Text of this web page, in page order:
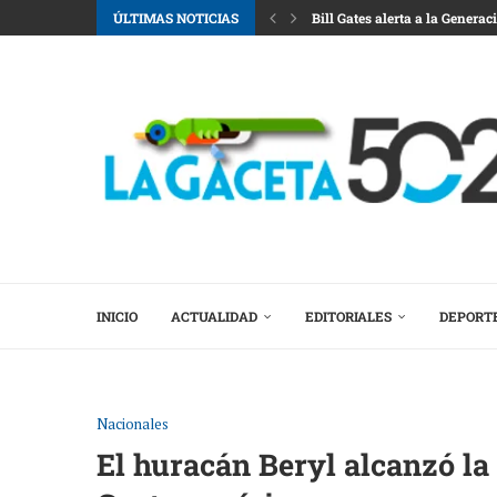
ÚLTIMAS NOTICIAS
Bill Gates alerta a la
INICIO ACTUALIDAD EDITORIALES
Nacionales
El huracán Beryl alcanzó